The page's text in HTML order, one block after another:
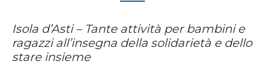
Isola d’Asti – Tante attività per bambini e
ragazzi all’insegna della solidarietà e dello
stare insieme